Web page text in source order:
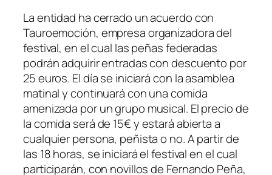
La entidad ha cerrado un acuerdo con
Tauroemoción, empresa organizadora del
festival, en el cual las peñas federadas
podrán adquirir entradas con descuento por
25 euros. El día se iniciará con la asamblea
matinal y continuará con una comida
amenizada por un grupo musical. El precio de
la comida será de 15€ y estará abierta a
cualquier persona, peñista o no. A partir de
las 18 horas, se iniciará el festival en el cual
participarán, con novillos de Fernando Peña,